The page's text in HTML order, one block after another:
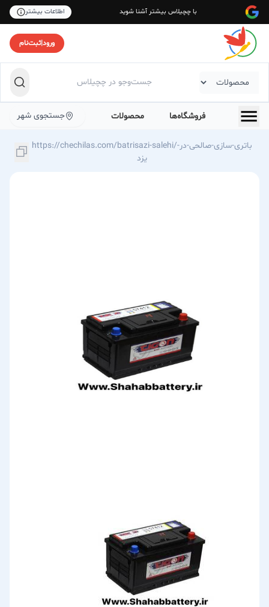
با چچیلاس بیشتر آشنا شوید اطلاعات بیشتر
ورود|ثبت‌نام
فروشگاه‌ها محصولات جستجوی شهر
https://chechilas.com/batrisazi-salehi/باتری-سازی-صالحی-در-
یزد